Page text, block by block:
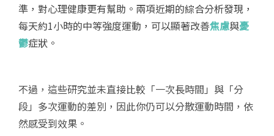
準，對心理健康更有幫助。兩項近期的綜合分析發現，
每天約1小時的中等強度運動，可以顯著改善焦慮與憂
鬱症狀。
不過，這些研究並未直接比較「一次長時間」與「分
段」多次運動的差別，因此你仍可以分散運動時間，依
然感受到效果。